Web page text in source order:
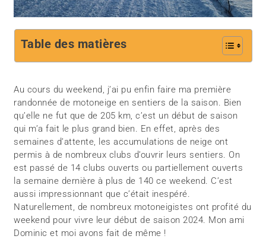
Table des matières
Au cours du weekend, j’ai pu enfin faire ma première
randonnée de motoneige en sentiers de la saison. Bien
qu’elle ne fut que de 205 km, c’est un début de saison
qui m’a fait le plus grand bien. En effet, après des
semaines d’attente, les accumulations de neige ont
permis à de nombreux clubs d’ouvrir leurs sentiers. On
est passé de 14 clubs ouverts ou partiellement ouverts
la semaine dernière à plus de 140 ce weekend. C’est
aussi impressionnant que c’était inespéré.
Naturellement, de nombreux motoneigistes ont profité du
weekend pour vivre leur début de saison 2024. Mon ami
Dominic et moi avons fait de même !